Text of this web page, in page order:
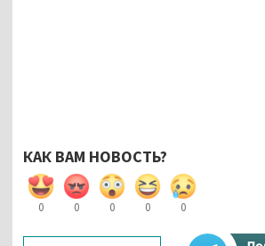
КАК ВАМ НОВОСТЬ?
0 0 0 0 0